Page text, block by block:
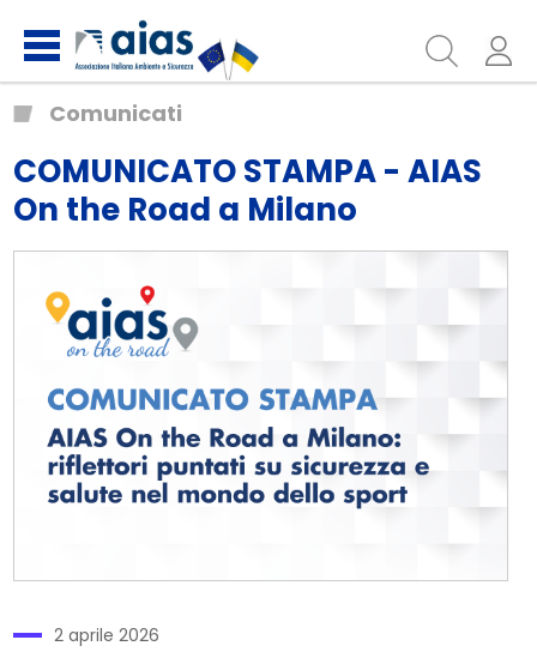
Comunicati
COMUNICATO STAMPA - AIAS
On the Road a Milano
2 aprile 2026